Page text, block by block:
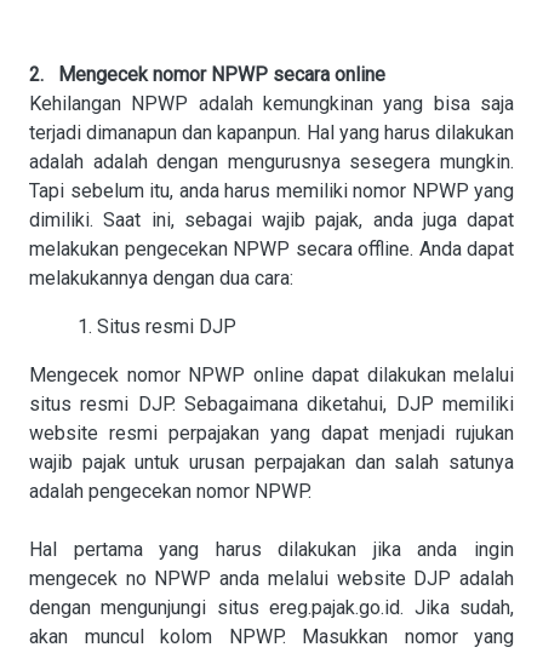
2. Mengecek nomor NPWP secara online
Kehilangan NPWP adalah kemungkinan yang bisa saja
terjadi dimanapun dan kapanpun. Hal yang harus dilakukan
adalah adalah dengan mengurusnya sesegera mungkin.
Tapi sebelum itu, anda harus memiliki nomor NPWP yang
dimiliki. Saat ini, sebagai wajib pajak, anda juga dapat
melakukan pengecekan NPWP secara offline. Anda dapat
melakukannya dengan dua cara:
1. Situs resmi DJP
Mengecek nomor NPWP online dapat dilakukan melalui
situs resmi DJP. Sebagaimana diketahui, DJP memiliki
website resmi perpajakan yang dapat menjadi rujukan
wajib pajak untuk urusan perpajakan dan salah satunya
adalah pengecekan nomor NPWP.
Hal pertama yang harus dilakukan jika anda ingin
mengecek no NPWP anda melalui website DJP adalah
dengan mengunjungi situs ereg.pajak.go.id. Jika sudah,
akan muncul kolom NPWP. Masukkan nomor yang